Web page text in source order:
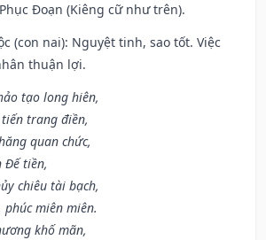
Đoạn (Kiêng cữ như trên).
(con nai): Nguyệt tinh, sao tốt. Việc
thuận lợi.
tạo long hiên,
trang điền,
quan chức,
Đế tiền,
chiêu tài bạch,
miên miên.
khố mãn,